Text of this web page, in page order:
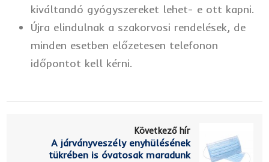
kiváltandó gyógyszereket lehet- e ott kapni.
Újra elindulnak a szakorvosi rendelések, de
minden esetben előzetesen telefonon
időpontot kell kérni.
Következő hír
A járványveszély enyhülésének
tükrében is óvatosak maradunk